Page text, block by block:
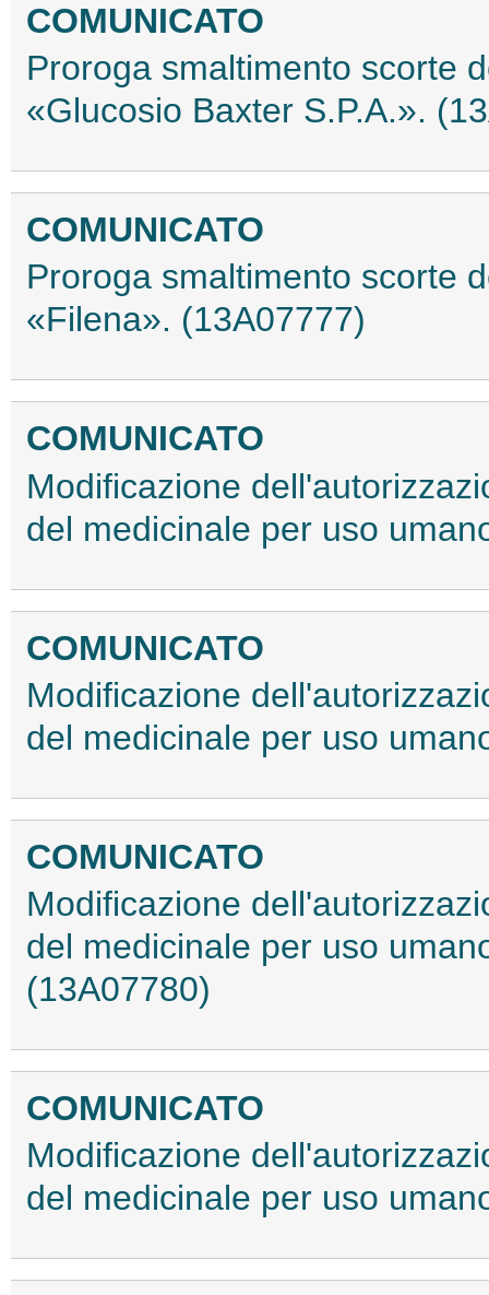
COMUNICATO
Proroga smaltimento scorte
«Glucosio Baxter S.P.A.».
COMUNICATO
Proroga smaltimento scorte
«Filena». (13A07777)
COMUNICATO
Modificazione
del medicinale per uso
COMUNICATO
Modificazione
del medicinale per uso
COMUNICATO
Modificazione
del medicinale per uso
(13A07780)
COMUNICATO
Modificazione
del medicinale per uso